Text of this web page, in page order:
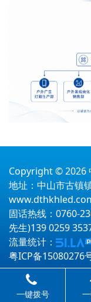
Copyright © 2026
地址：中山市古镇
固话热线：0760-
先生)139 0259
流量统计：
粤ICP备15080276
一键拨号